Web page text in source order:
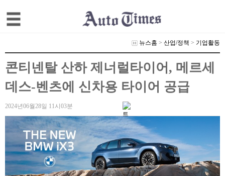
뉴스홈 > 산업/정책 > 기업활동
콘티넨탈 산하 제너럴타이어, 메르세
데스-벤츠에 신차용 타이어 공급
2024년06월28일 11시03분